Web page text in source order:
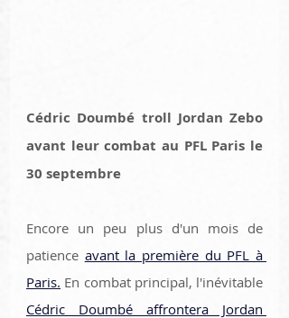
Cédric Doumbé troll Jordan Zebo
avant leur combat au PFL Paris le
30 septembre
Encore un peu plus d'un mois de
patience avant la première du PFL à
Paris.
Cédric Doumbé affrontera Jordan